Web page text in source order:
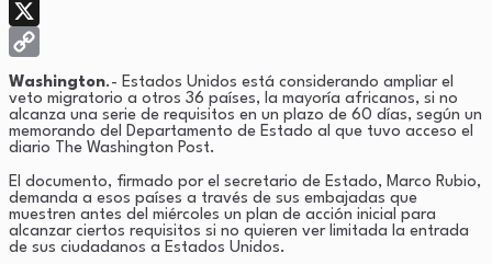
Facebook
X
Copy
Link
Washington.- Estados Unidos está considerando ampliar el
veto migratorio a otros 36 países, la mayoría africanos, si no
alcanza una serie de requisitos en un plazo de 60 días, según un
memorando del Departamento de Estado al que tuvo acceso el
diario The Washington Post.
El documento, firmado por el secretario de Estado, Marco Rubio,
demanda a esos países a través de sus embajadas que
muestren antes del miércoles un plan de acción inicial para
alcanzar ciertos requisitos si no quieren ver limitada la entrada
de sus ciudadanos a Estados Unidos.